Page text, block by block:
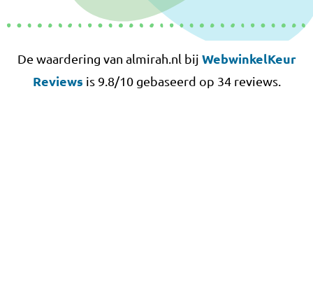
De waardering van almirah.nl bij WebwinkelKeur
Reviews is 9.8/10 gebaseerd op 34 reviews.